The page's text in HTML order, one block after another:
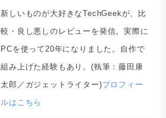
新しいものが大好きなTechGeekが、比
較・良し悪しのレビューを発信。実際に
PCを使って20年になりました。自作で
組み上げた経験もあり。(執筆：藤田康
太郎／ガジェットライター)プロフィー
ルはこちら